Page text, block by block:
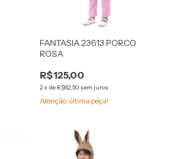
FANTASIA 23613 PORCO
ROSA
R$125,00
2x de R$62,50 sem juros
Atenção, última peça!